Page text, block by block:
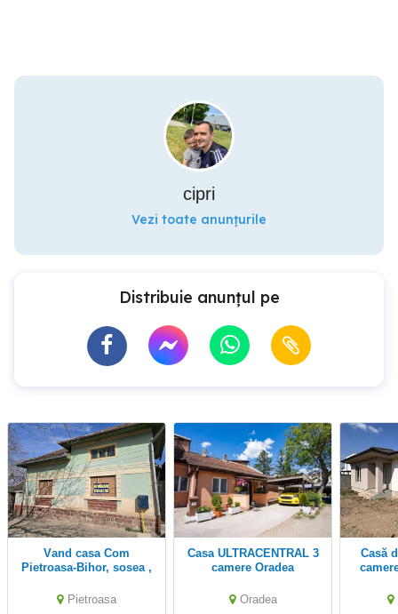
cipri
Vezi toate anunțurile
Distribuie anunțul pe
Vand casa Com
Pietroasa-Bihor, sosea ,
dublu front, utilit.,gaz
Pietroasa
Casa ULTRACENTRAL 3
camere Oradea
Oradea
Casă de vânzare cu 4